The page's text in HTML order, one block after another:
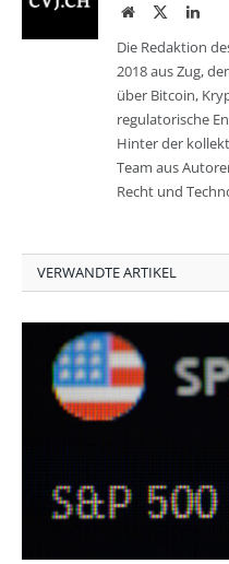
WebsiteTwitter
Die Redaktion
2018 aus Zug,
über Bitcoin,
regulatorische
Hinter der
Team aus
Recht und
VERWANDTE ARTIKEL